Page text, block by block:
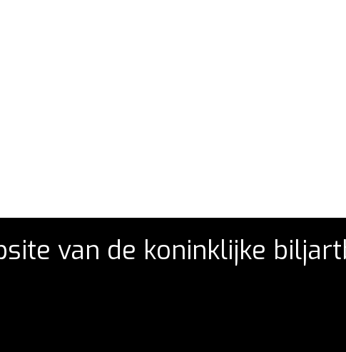
van de koninklijke